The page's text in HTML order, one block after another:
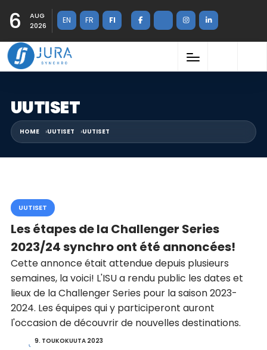
6
AUG
2026
EN FR FI
UUTISET
HOME UUTISET UUTISET
UUTISET
Les étapes de la Challenger Series
2023/24 synchro ont été annoncées!
Cette annonce était attendue depuis plusieurs
semaines, la voici! L'ISU a rendu public les dates et
lieux de la Challenger Series pour la saison 2023-
2024. Les équipes qui y participeront auront
l'occasion de découvrir de nouvelles destinations.
9. TOUKOKUUTA 2023